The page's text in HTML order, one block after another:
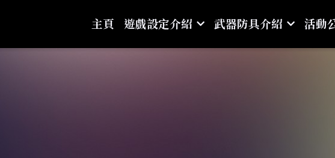
主頁 遊戲設定介紹 武器防具介紹 活動